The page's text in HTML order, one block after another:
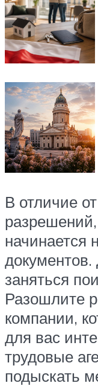
В отличие
начинается
заняться
Разошлите
компании,
для вас
трудовые
подыскать